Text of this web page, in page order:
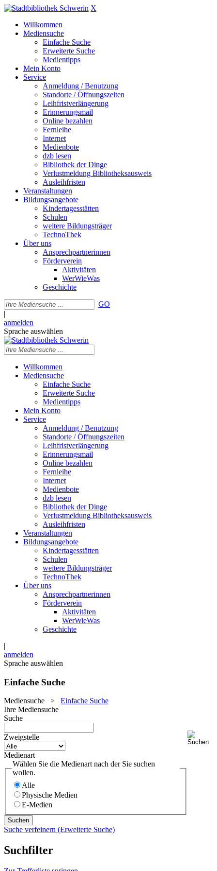
X
Willkommen
Mediensuche
Einfache Suche
Erweiterte Suche
Medientipps
Mein Konto
Service
Anmeldung / Benutzung
Standorte / Öffnungszeiten
Leihfristverlängerung
Erinnerungsmail
Online bezahlen
Fernleihe
Internet
Medienbote
dzb lesen
Bibliothek der Dinge
Verlustmeldung Bibliotheksausweis
Ausleihfristen
Veranstaltungen
Bildungsangebote
Kindertagesstätten
Schulen
weitere Bildungsträger
TechnoThek
Über uns
Ansprechpartnerinnen
Förderverein
Aktivitäten
WerWieWas
Geschichte
GO
|
anmelden
Sprache auswählen
Willkommen
Mediensuche
Einfache Suche
Erweiterte Suche
Medientipps
Mein Konto
Service
Anmeldung / Benutzung
Standorte / Öffnungszeiten
Leihfristverlängerung
Erinnerungsmail
Online bezahlen
Fernleihe
Internet
Medienbote
dzb lesen
Bibliothek der Dinge
Verlustmeldung Bibliotheksausweis
Ausleihfristen
Veranstaltungen
Bildungsangebote
Kindertagesstätten
Schulen
weitere Bildungsträger
TechnoThek
Über uns
Ansprechpartnerinnen
Förderverein
Aktivitäten
WerWieWas
Geschichte
|
anmelden
Sprache auswählen
Einfache Suche
Mediensuche > Einfache Suche
Ihre Mediensuche
Suche
Zweigstelle
Medienart
Wählen Sie die Medienart nach der Sie suchen
wollen.
Alle
Physische Medien
E-Medien
Suche verfeinern (Erweiterte Suche)
Suchfilter